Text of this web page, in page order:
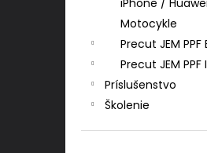
iPhone / Huawei
Motocykle
Precut JEM PPF
Precut JEM
Príslušenstvo
Školenie